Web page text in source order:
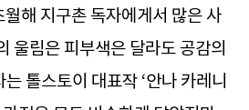
해 지구촌 독자에게서 많은 사
울림은 피부색은 달라도 공감의
톨스토이 대표작 ‘안나 카레니